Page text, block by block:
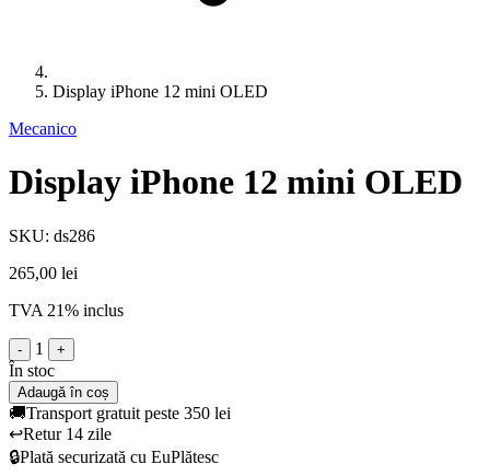
Display iPhone 12 mini OLED
Mecanico
Display iPhone 12 mini OLED
SKU: ds286
265,00 lei
TVA 21% inclus
- 1 +
În stoc
Adaugă în coș
🚚Transport gratuit peste 350 lei
↩️Retur 14 zile
🔒Plată securizată cu EuPlătesc